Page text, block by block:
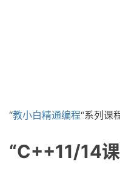
“教小白精通编程“系列课
“C++11/14